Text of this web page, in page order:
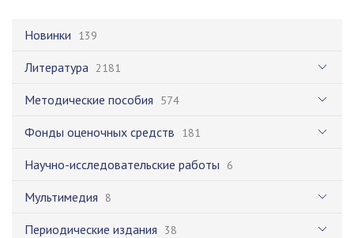
Новинки 139
Литература 2181
Методические пособия 574
Фонды оценочных средств 181
Научно-исследовательские работы 6
Мультимедия 8
Периодические издания 38